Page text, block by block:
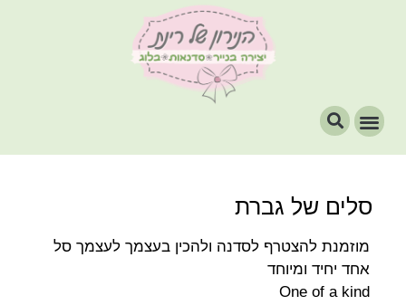
סלים של גברת
מוזמנת להצטרף לסדנה ולהכין בעצמך לעצמך סל
אחד יחיד ומיוחד
One of a kind